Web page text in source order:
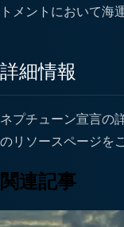
トメントにおいて海
詳細情報
ネプチューン宣言の
のリソースページを
関連記事